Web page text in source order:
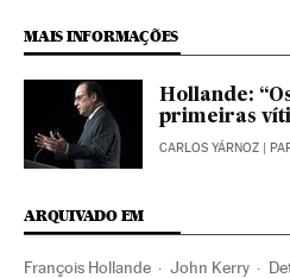
MAIS INFORMAÇÕES
Hollande:
primeiras
CARLOS YÁRNOZ |
ARQUIVADO EM
François Hollande John Kerry